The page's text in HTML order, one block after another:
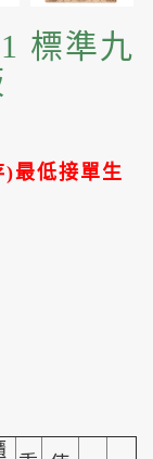
標準九
)最低接單生